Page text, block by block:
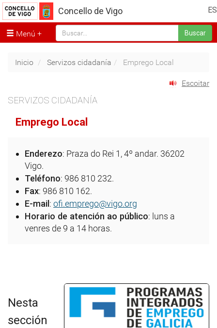
ES
Concello de Vigo
Menú Buscar
Inicio Servizos cidadanía Emprego Local
Escoitar
SERVIZOS CIDADANÍA
Emprego Local
Enderezo: Praza do Rei 1, 4º andar. 36202
Vigo.
Teléfono: 986 810 232.
Fax: 986 810 162.
E-mail : ofi.emprego@vigo.org
Horario de atención ao público: luns a
venres de 9 a 14 horas.
Nesta
sección